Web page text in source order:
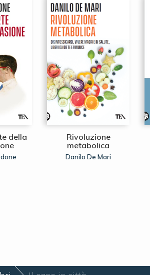
della
Rivoluzione
metabolica
Danilo De Mari